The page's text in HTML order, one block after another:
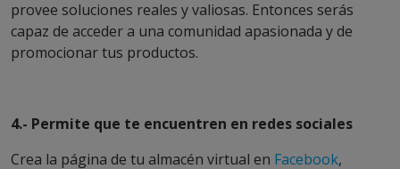
provee soluciones reales y valiosas. Entonces serás
capaz de acceder a una comunidad apasionada y de
promocionar tus productos.
4.- Permite que te encuentren en redes sociales
Crea la página de tu almacén virtual en Facebook,